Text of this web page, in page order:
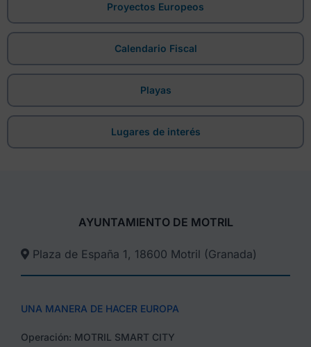
Proyectos Europeos
Calendario Fiscal
Playas
Lugares de interés
AYUNTAMIENTO DE MOTRIL
Plaza de España 1, 18600 Motril (Granada)​
UNA MANERA DE HACER EUROPA
Operación: MOTRIL SMART CITY